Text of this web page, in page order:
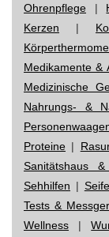
Ohrenpflege |
Kerzen |
Medikamente &
Medizinische
Nahrungs- &
Proteine |
Sanitätshaus &
Sehhilfen | Seife
Tests &
Wellness |